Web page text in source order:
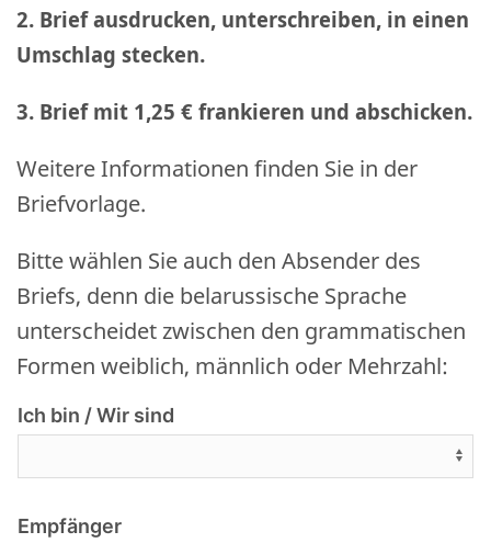
2. Brief ausdrucken, unterschreiben, in einen
Umschlag stecken.
3. Brief mit 1,25 € frankieren und abschicken.
Weitere Informationen finden Sie in der
Briefvorlage.
Bitte wählen Sie auch den Absender des
Briefs, denn die belarussische Sprache
unterscheidet zwischen den grammatischen
Formen weiblich, männlich oder Mehrzahl:
Ich bin / Wir sind
Empfänger